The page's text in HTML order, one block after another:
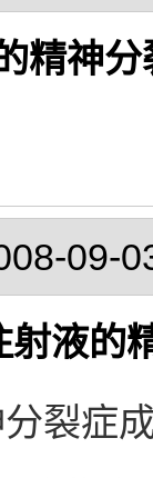
精神
09-
射液的
裂症